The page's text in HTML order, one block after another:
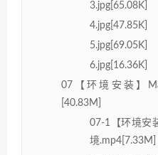
3.jpg[65.08K]
4.jpg[47.85K]
5.jpg[69.05K]
6.jpg[16.36K]
07【环境安装】
[40.83M]
07-1【环境安
境.mp4[7.33M]